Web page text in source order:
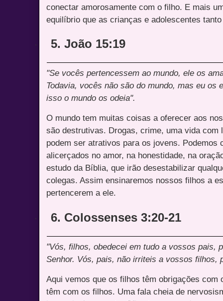
conectar amorosamente com o filho. E mais
equilíbrio que as crianças e adolescentes
· 5. João 15:19
"Se vocês pertencessem ao mundo, ele os
Todavia, vocês não são do mundo, mas eu os
isso o mundo os odeia".
O mundo tem muitas coisas a oferecer aos
são destrutivas. Drogas, crime, uma vida
podem ser atrativos para os jovens. Podemos
alicerçados no amor, na honestidade, na
estudo da Bíblia, que irão desestabilizar
colegas. Assim ensinaremos nossos filhos a
pertencerem a ele.
· 6. Colossenses 3:20-21
"Vós, filhos, obedecei em tudo a vossos pais,
Senhor. Vós, pais, não irriteis a vossos filhos,
Aqui vemos que os filhos têm obrigações
têm com os filhos. Uma fala cheia de